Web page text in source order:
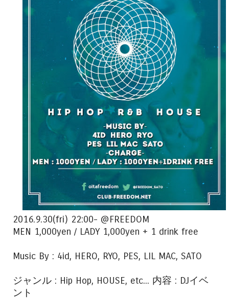
2016.9.30(fri) 22:00- @FREEDOM
MEN 1,000yen / LADY 1,000yen + 1 drink free
Music By : 4id, HERO, RYO, PES, LIL MAC, SATO
ジャンル : Hip Hop, HOUSE, etc... 内容 : DJイベ
ント